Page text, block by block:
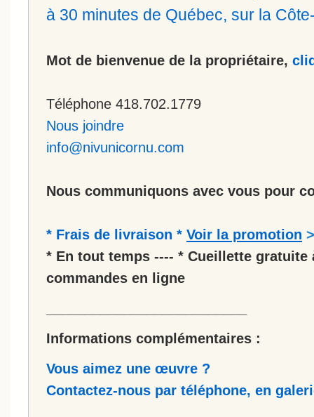
à 30 minutes de Québec, sur la
Mot de bienvenue de la propriétaire,
Téléphone 418.702.1779
Nous joindre
info@nivunicornu.com
Nous communiquons avec vous pour
* Frais de livraison * Voir la promotion >
* En tout temps ---- * Cueillette gratuite
commandes en ligne
Informations complémentaires :
Vous aimez une œuvre ?
Contactez-nous par téléphone, en